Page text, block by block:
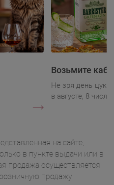
Возьмите
Не зря день
в августе, 8 числа.
на сайте,
в пункте выдачи или в
продажа осуществляется
продажу